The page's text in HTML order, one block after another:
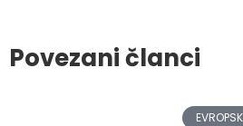
Povezani članci